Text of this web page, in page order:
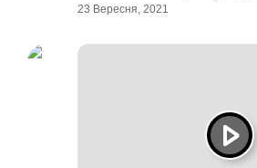
23 Вересня, 2021